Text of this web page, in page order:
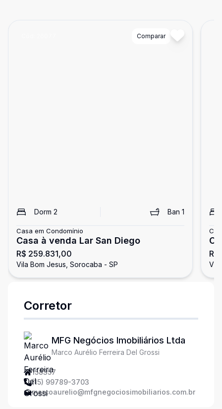
Comparar
Dorm 2 Ban 1
Casa em Condomínio
Casa à venda Lar San Diego
R$ 259.831,00
Vila Bom Jesus, Sorocaba - SP
Corretor
MFG Negócios Imobiliários Ltda
Marco Aurélio Ferreira Del Grossi
158357
(15) 99789-3703
marcoaurelio@mfgnegociosimobiliarios.com.br